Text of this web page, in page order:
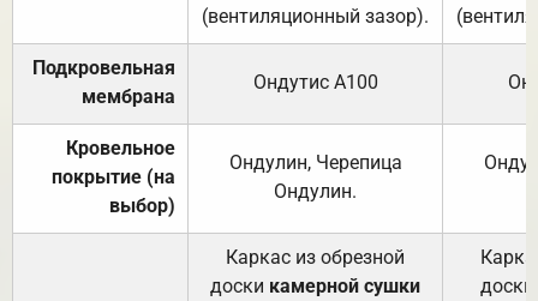
(вентиляционный зазор).
Подкровельная
мембрана
Ондутис А100
Кровельное
покрытие (на
выбор)
Ондулин, Черепица
Ондулин.
Каркас из обрезной
доски камерной сушки
доски